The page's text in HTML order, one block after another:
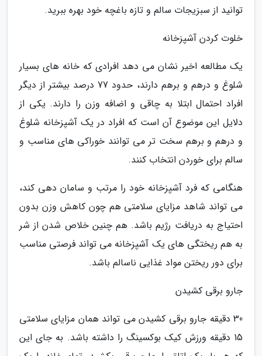
توانید از سبزیجات سالم و تازه باغچه خود بهره ببرید.
خلوت کردن آشپزخانه
یک مطالعه اخیر نشان می دهد افرادی که خانه های بسیار
شلوغ و درهم و برهم دارند، حدود 77 درصد بیشتر از دیگر
افراد احتمال ابتلا به چاقی و اضافه وزن را دارند. یکی از
دلایل این موضوع آن است که افراد در یک آشپزخانه شلوغ
و درهم و برهم سخت تر می توانند خوراکی های مناسب و
سالم برای خوردن انتخاب کنند.
هنگامی که فرد آشپزخانه خود را مرتب و سامان دهی کند،
می تواند شاهد مزایای سلامتی هم چون کاهش وزن بدون
احتیاج به دریافت رژیم باشد. هم چنین خلاص شدن از شر
به هم ریختگی های یک آشپزخانه می تواند فرصتی مناسب
برای دور ریختن مواد غذایی ناسالم باشد.
جارو برقی کشیدن
30 دقیقه جارو برقی کشیدن می تواند همان مزایای سلامتی
15 دقیقه ورزش کیک بوکسینگ را داشته باشد. به جای این